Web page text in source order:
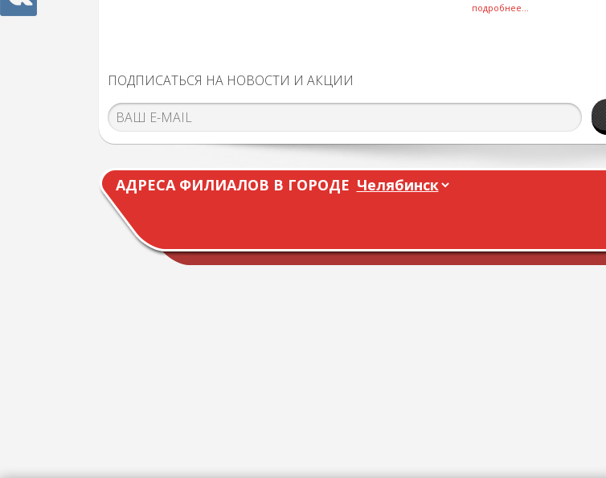
подробнее...
ПОДПИСАТЬСЯ НА НОВОСТИ И АКЦИИ
АДРЕСА ФИЛИАЛОВ В ГОРОДЕ